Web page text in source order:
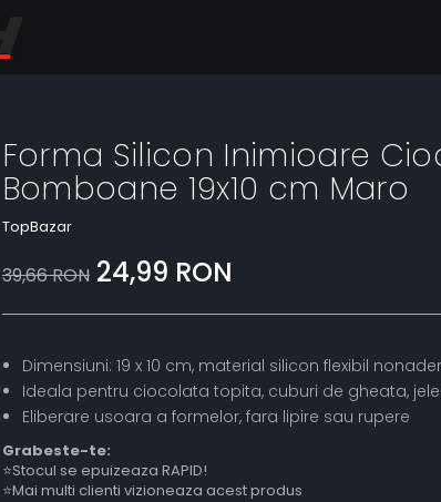
Forma Silicon Inimioare
Bomboane 19x10 cm Maro
TopBazar
39,66 RON 24,99 RON
Dimensiuni: 19 x 10 cm, material silicon flexibil
Ideala pentru ciocolata topita, cuburi de gheata,
Eliberare usoara a formelor, fara lipire sau rupere
Grabeste-te:
⭐Stocul se epuizeaza RAPID!
⭐Mai multi clienti vizioneaza acest produs